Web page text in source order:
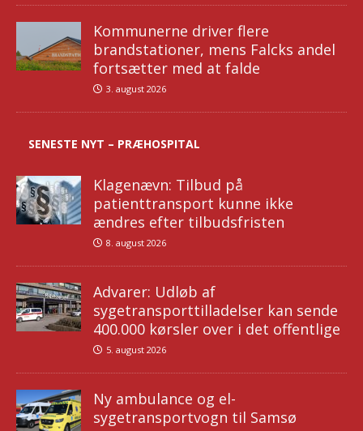
Kommunerne driver flere
brandstationer, mens Falcks andel
fortsætter med at falde
3. august 2026
SENESTE NYT – PRÆHOSPITAL
Klagenævn: Tilbud på
patienttransport kunne ikke
ændres efter tilbudsfristen
8. august 2026
Advarer: Udløb af
sygetransporttilladelser kan sende
400.000 kørsler over i det offentlige
5. august 2026
Ny ambulance og el-
sygetransportvogn til Samsø